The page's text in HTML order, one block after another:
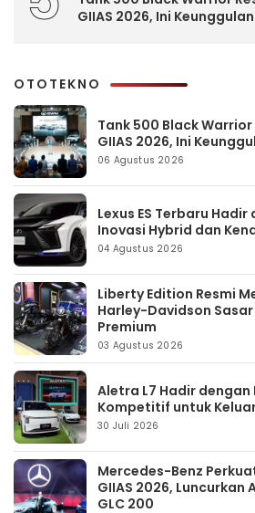
GIIAS 2026, Ini
OTOTEKNO
Tank 500 Black
GIIAS 2026, Ini
06 Agustus 2026
Lexus ES Terbaru
Inovasi Hybrid dan
04 Agustus 2026
Liberty Edition Resmi
Harley-Davidson
Premium
03 Agustus 2026
Aletra L7 Hadir
Kompetitif untuk
30 Juli 2026
Mercedes-Benz
GIIAS 2026, Luncurkan
GLC 200